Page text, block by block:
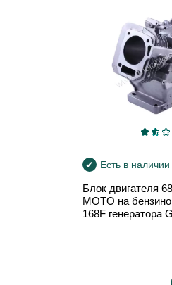
Есть в наличии
Блок двигателя
MOTO на
168F генератора